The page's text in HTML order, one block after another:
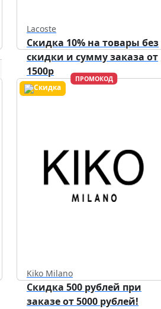
Lacoste
Скидка 10% на товары без
скидки и сумму заказа от
1500р
ПРОМОКОД
Kiko Milano
Скидка 500 рублей при
заказе от 5000 рублей!